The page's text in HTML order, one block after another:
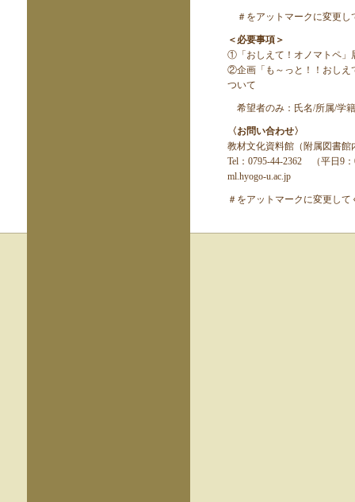
＃をアットマークに変更し
＜必要事項＞
①「おしえて！オノマトペ」
②企画「も～っと！！おしえ
ついて
希望者のみ：氏名/所属/学
〈お問い合わせ〉
教材文化資料館（附属図書館
Tel ： 0795-44-2362 （平日 9 ：
ml.hyogo-u.ac.jp
＃をアットマークに変更して